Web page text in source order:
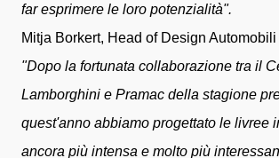
far esprimere le loro potenzialità".
Mitja Borkert, Head of Design
"Dopo la fortunata collaborazione tra il
Lamborghini e Pramac della stagione
quest'anno abbiamo progettato le livree
ancora più intensa e molto più